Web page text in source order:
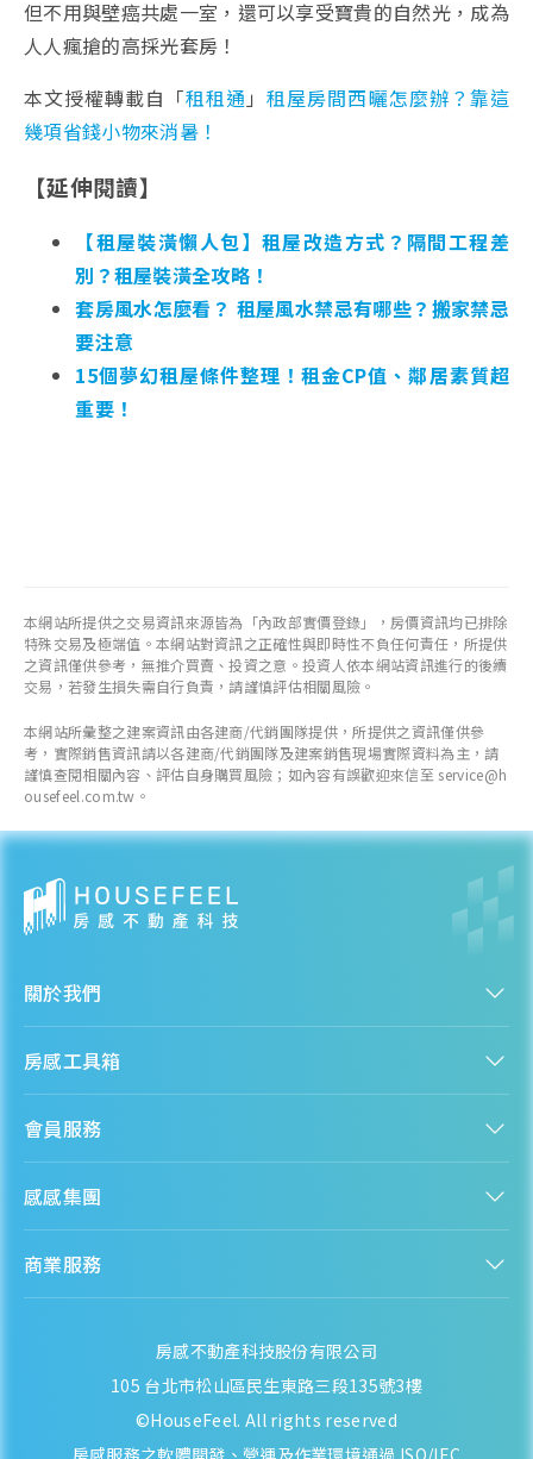
但不用與壁癌共處一室，還可以享受寶貴的自然光，成為
人人瘋搶的高採光套房！
本文授權轉載自「租租通 」租屋房間西曬怎麼辦？靠這
幾項省錢小物來消暑！
【延伸閱讀】
【租屋裝潢懶人包】租屋改造方式？隔間工程差
別？租屋裝潢全攻略！
套房風水怎麼看？ 租屋風水禁忌有哪些？搬家禁忌
要注意
15個夢幻租屋條件整理！租金CP值、鄰居素質超
重要！
本網站所提供之交易資訊來源皆為「內政部實價登錄」，房價資訊均已排除
特殊交易及極端值。本網站對資訊之正確性與即時性不負任何責任，所提供
之資訊僅供參考，無推介買賣、投資之意。投資人依本網站資訊進行的後續
交易，若發生損失需自行負責，請謹慎評估相關風險。
本網站所彙整之建案資訊由各建商/代銷團隊提供，所提供之資訊僅供參
考，實際銷售資訊請以各建商/代銷團隊及建案銷售現場實際資料為主，請
謹慎查閱相關內容、評估自身購買風險；如內容有誤歡迎來信至 service@h
ousefeel.com.tw。
關於我們
人才招募
隱私政策
資訊安全政策
房感工具箱
購屋能力試算
熱門區域分析
房產知識庫
會員服務
會員專區
感感集團
房感 HouseFeel
商業服務
房感不動產科技股份有限公司
105 台北市松山區民生東路三段135號3樓
©HouseFeel. All rights reserved
房感服務之軟體開發、營運及作業環境通過 ISO/IEC